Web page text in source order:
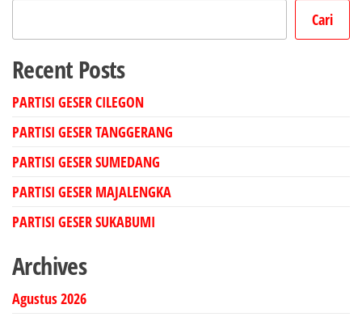
Cari
Recent Posts
PARTISI GESER CILEGON
PARTISI GESER TANGGERANG
PARTISI GESER SUMEDANG
PARTISI GESER MAJALENGKA
PARTISI GESER SUKABUMI
Archives
Agustus 2026